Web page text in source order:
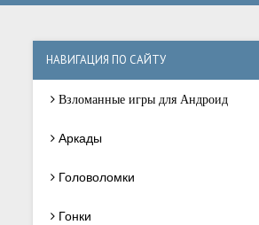
НАВИГАЦИЯ ПО САЙТУ
Взломанные игры для Андроид
Аркады
Головоломки
Гонки